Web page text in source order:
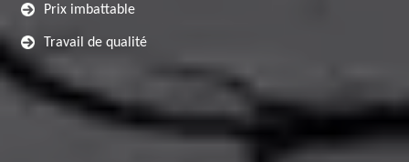
Prix imbattable
Travail de qualité